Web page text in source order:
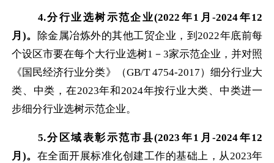
4.分行业选树示范企业(2022 年1 月-2024年12
月 )。 除金属冶炼外的其他工贸企业，到 2022年底前每
个设区市要在每个大行业选树1 － 3家示范企业，并对照
《国民经济行业分类》（GB/T 4754-2017）细分行业大
类、中类，在2023年和2024年按行业大类、中类进一
步细分行业选树示范企业。
5.分区域表彰示范市县(2023 年1 月-2024年12
月 )。 在全面开展标准化创建工作的基础上，从2023年